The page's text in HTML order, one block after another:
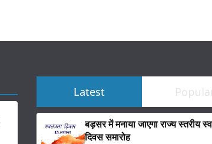
Latest
बड़सर में मनाया जाएगा राज्य स्तरीय
दिवस समारोह